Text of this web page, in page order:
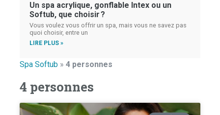
Un spa acrylique, gonflable Intex ou un
Softub, que choisir ?
Vous voulez vous offrir un spa, mais vous ne savez pas
quoi choisir, entre un
LIRE PLUS »
Spa Softub » 4 personnes
4 personnes